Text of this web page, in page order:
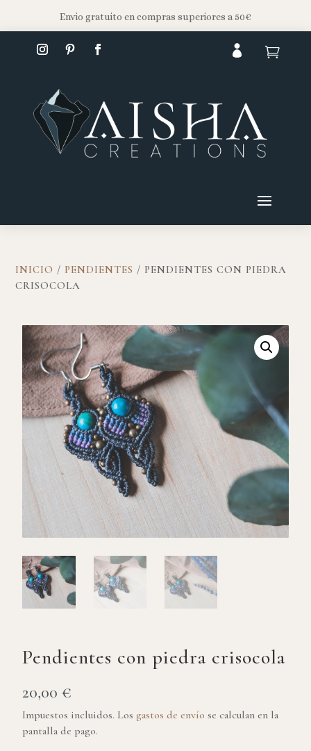
Envio gratuito en compras superiores a 50€


INICIO / PENDIENTES / PENDIENTES CON PIEDRA
CRISOCOLA
Pendientes con piedra crisocola
20,00 €
Impuestos incluidos. Los gastos de envío se calculan en la
pantalla de pago.